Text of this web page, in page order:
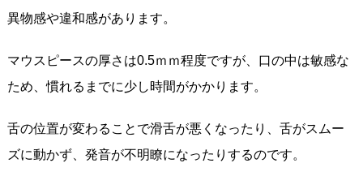
異物感や違和感があります。
マウスピースの厚さは0.5ｍｍ程度ですが、口の中は敏感な
ため、慣れるまでに少し時間がかかります。
舌の位置が変わることで滑舌が悪くなったり、舌がスムー
ズに動かず、発音が不明瞭になったりするのです。